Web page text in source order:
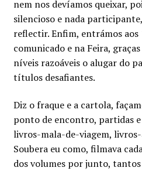
nem nos devíamos queixar,
silencioso e nada
reflectir. Enfim, entrámos aos
comunicado e na Feira,
níveis razoáveis o alugar do
títulos desafiantes.
Diz o fraque e a cartola,
ponto de encontro, partidas e
livros-mala-de-viagem,
Soubera eu como, filmava
dos volumes por junto, tantos